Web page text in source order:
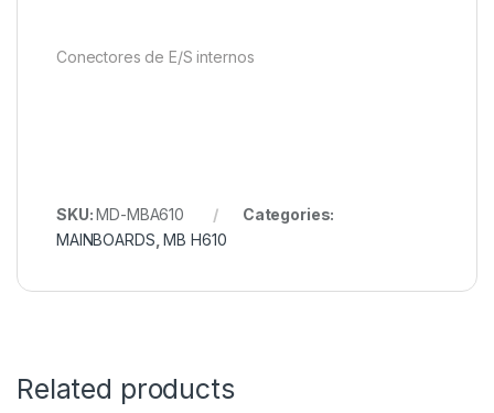
Conectores de E/S internos
SKU:MD-MBA610
Categories:
MAINBOARDS ,MB H610
Related products